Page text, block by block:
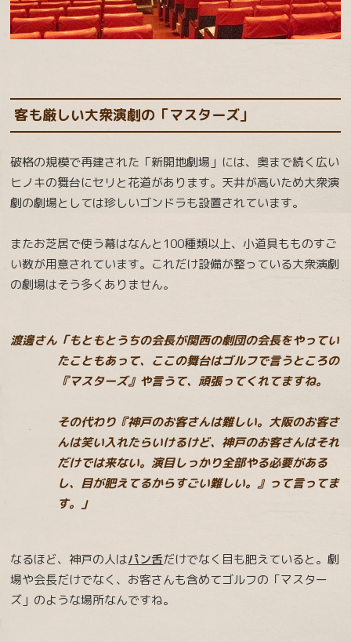
客も厳しい大衆演劇の「マスターズ」
破格の規模で再建された「新開地劇場」には、奥まで続く広い
ヒノキの舞台にセリと花道があります。天井が高いため大衆演
劇の劇場としては珍しいゴンドラも設置されています。
またお芝居で使う幕はなんと100種類以上、小道具もものすご
い数が用意されています。これだけ設備が整っている大衆演劇
の劇場はそう多くありません。
渡邊さん「もともとうちの会長が関西の劇団の会長をやってい
たこともあって、ここの舞台はゴルフで言うところの
『マスターズ』や言うて、頑張ってくれてますね。
その代わり『神戸のお客さんは難しい。大阪のお客さ
んは笑い入れたらいけるけど、神戸のお客さんはそれ
だけでは来ない。演目しっかり全部やる必要がある
し、目が肥えてるからすごい難しい。』って言ってま
す。」
なるほど、神戸の人はパン舌だけでなく目も肥えていると。劇
場や会長だけでなく、お客さんも含めてゴルフの「マスター
ズ」のような場所なんですね。